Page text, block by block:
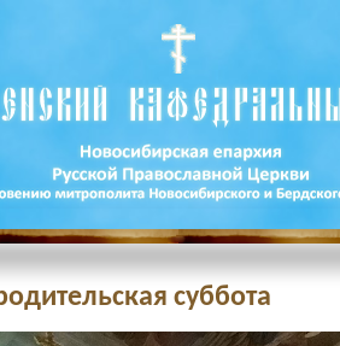
суббота